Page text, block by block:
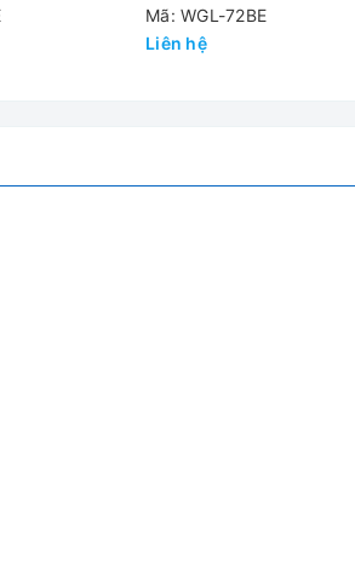
Mã: WGL-72BE
Liên hệ